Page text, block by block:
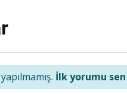
İlk yorumu